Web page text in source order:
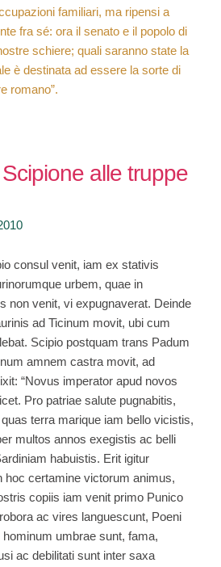
familiari, ma ripensi a
fra sé: ora il senato e il popolo di
schiere; quali saranno state la
è destinata ad essere la sorte di
romano”.
alle truppe
consul venit, iam ex stativis
urbem, quae in
non venit, vi expugnaverat. Deinde
ad Ticinum movit, ubi cum
Scipio postquam trans Padum
amnem castra movit, ad
“Novus imperator apud novos
Pro patriae salute pugnabitis,
terra marique iam bello vicistis,
multos annos exegistis ac belli
habuistis. Erit igitur
hoc certamine victorum animus,
copiis iam venit primo Punico
ac vires languescunt, Poeni
umbrae sunt, fama,
ac debilitati sunt inter saxa